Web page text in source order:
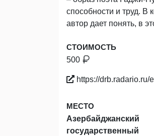
способности и труд.
автор дает понять, в
СТОИМОСТЬ
500
https://
МЕСТО
Азербайджанский
государственный